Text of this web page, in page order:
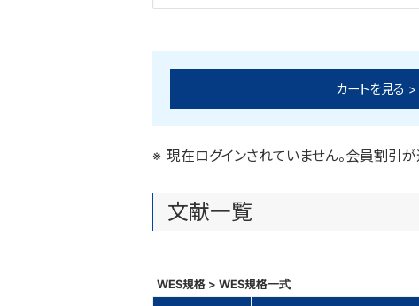
カートを見る >
現在ログインされていません。会員割引
文献一覧
WES規格 > WES規格一式